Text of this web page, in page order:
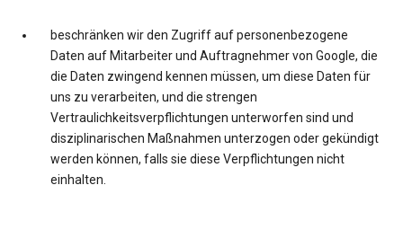
beschränken wir den Zugriff auf personenbezogene
Daten auf Mitarbeiter und Auftragnehmer von Google, die
die Daten zwingend kennen müssen, um diese Daten für
uns zu verarbeiten, und die strengen
Vertraulichkeitsverpflichtungen unterworfen sind und
disziplinarischen Maßnahmen unterzogen oder gekündigt
werden können, falls sie diese Verpflichtungen nicht
einhalten.